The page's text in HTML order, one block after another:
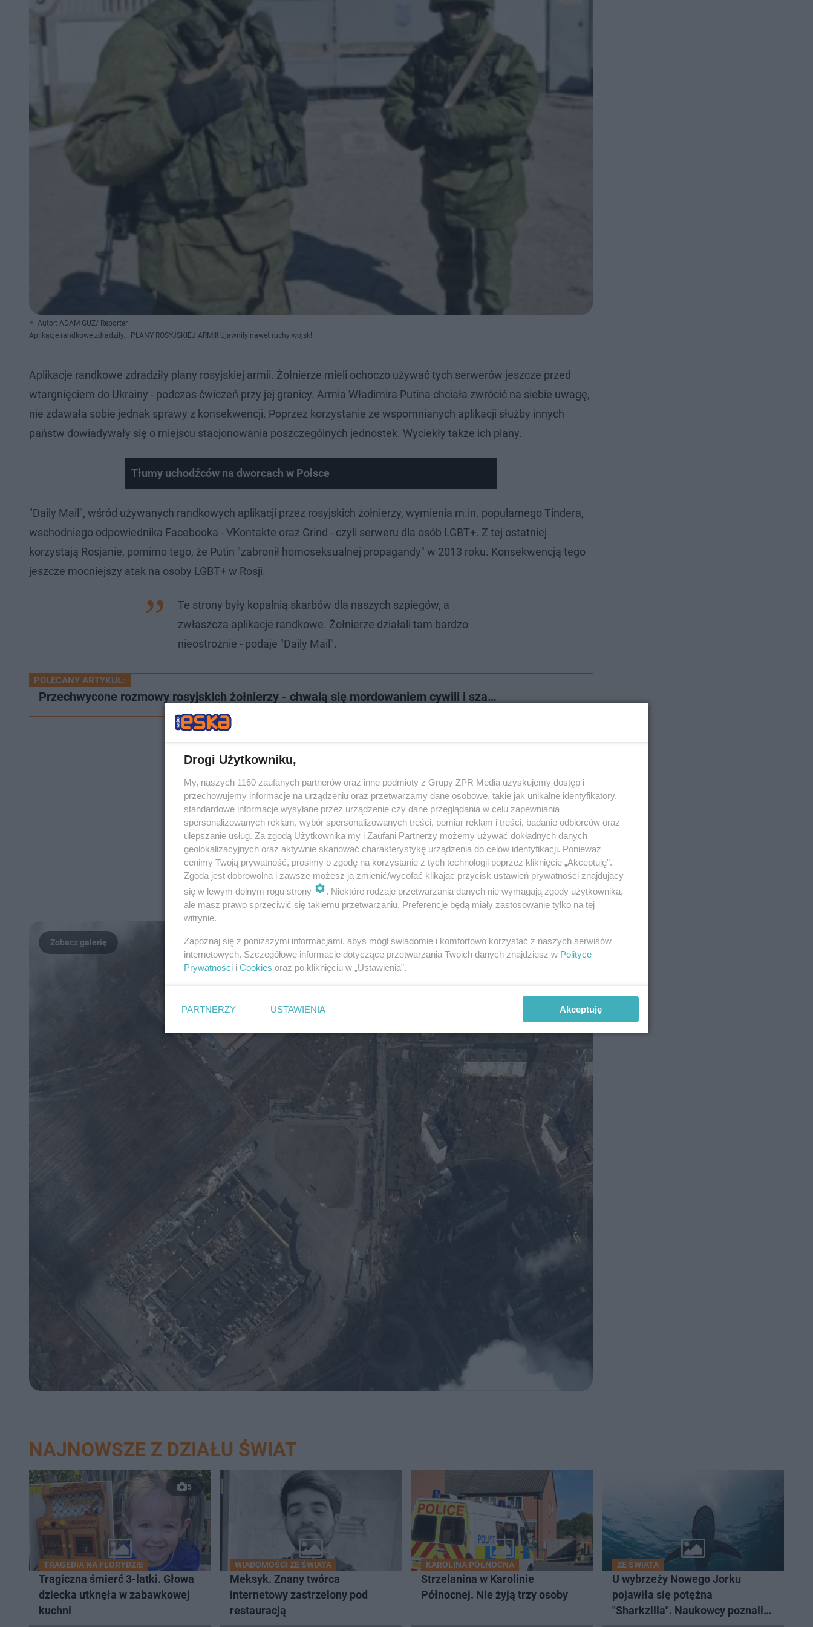
Autor: ADAM GUZ/ Reporter
Aplikacje randkowe zdradziły... PLANY ROSYJSKIEJ ARMII! Ujawniły nawet ruchy wojsk!
Aplikacje randkowe zdradziły plany rosyjskiej armii. Żołnierze mieli ochoczo używać tych serwerów jeszcze przed
wtargnięciem do Ukrainy - podczas ćwiczeń przy jej granicy. Armia Władimira Putina chciała zwrócić na siebie uwagę,
nie zdawała sobie jednak sprawy z konsekwencji. Poprzez korzystanie ze wspomnianych aplikacji służby innych
państw dowiadywały się o miejscu stacjonowania poszczególnych jednostek. Wyciekły także ich plany.
Tłumy uchodźców na dworcach w Polsce
"Daily Mail", wśród używanych randkowych aplikacji przez rosyjskich żołnierzy, wymienia m.in. popularnego Tindera,
wschodniego odpowiednika Facebooka - VKontakte oraz Grind - czyli serweru dla osób LGBT+. Z tej ostatniej
korzystają Rosjanie, pomimo tego, że Putin "zabronił homoseksualnej propagandy" w 2013 roku. Konsekwencją tego
jeszcze mocniejszy atak na osoby LGBT+ w Rosji.
Te strony były kopalnią skarbów dla naszych szpiegów, a
zwłaszcza aplikacje randkowe. Żołnierze działali tam bardzo
nieostrożnie - podaje "Daily Mail".
POLECANY ARTYKUŁ:
Przechwycone rozmowy rosyjskich żołnierzy - chwalą się mordowaniem cywili i sza…
11
NAJNOWSZE Z DZIAŁU ŚWIAT
5
TRAGEDIA NA FLORYDZIE
Tragiczna śmierć 3-latki. Głowa
dziecka utknęła w zabawkowej
kuchni
WIADOMOŚCI ZE ŚWIATA
Meksyk. Znany twórca
internetowy zastrzelony pod
restauracją
KAROLINA PÓŁNOCNA
Strzelanina w Karolinie
Północnej. Nie żyją trzy osoby
ZE ŚWIATA
U wybrzeży Nowego Jorku
pojawiła się potężna
"Sharkzilla". Naukowcy poznali
Drogi Użytkowniku,
My, naszych 1160 zaufanych partnerów oraz inne podmioty z Grupy ZPR Media uzyskujemy dostęp i
przechowujemy informacje na urządzeniu oraz przetwarzamy dane osobowe, takie jak unikalne identyfikatory,
standardowe informacje wysyłane przez urządzenie czy dane przeglądania w celu zapewniania
spersonalizowanych reklam, wybór spersonalizowanych treści, pomiar reklam i treści, badanie odbiorców oraz
ulepszanie usług. Za zgodą Użytkownika my i Zaufani Partnerzy możemy używać dokładnych danych
geolokalizacyjnych oraz aktywnie skanować charakterystykę urządzenia do celów identyfikacji. Ponieważ
cenimy Twoją prywatność, prosimy o zgodę na korzystanie z tych technologii poprzez kliknięcie „Akceptuję”.
Zgoda jest dobrowolna i zawsze możesz ją zmienić/wycofać klikając przycisk ustawień prywatności znajdujący
się w lewym dolnym rogu strony
. Niektóre rodzaje przetwarzania danych nie wymagają zgody użytkownika,
ale masz prawo sprzeciwić się takiemu przetwarzaniu. Preferencje będą miały zastosowanie tylko na tej
witrynie.
Zapoznaj się z poniższymi informacjami, abyś mógł świadomie i komfortowo korzystać z naszych serwisów
internetowych. Szczegółowe informacje dotyczące przetwarzania Twoich danych znajdziesz w Polityce
Prywatności i Cookies oraz po kliknięciu w „Ustawienia”.
PARTNERZY USTAWIENIA Akceptuję